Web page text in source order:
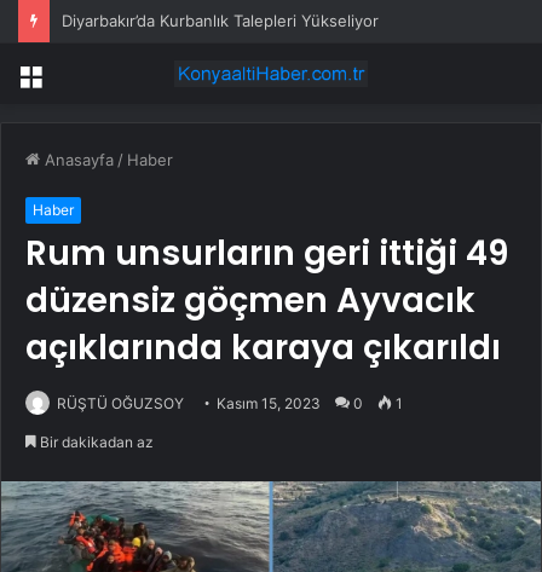
Diyarbakır’da Kurbanlık Talepleri Yükseliyor
Menü
Anasayfa / Haber
Haber
Rum unsurların geri ittiği 49
düzensiz göçmen Ayvacık
açıklarında karaya çıkarıldı
RÜŞTÜ OĞUZSOY Kasım 15, 2023 0 1
Bir dakikadan az